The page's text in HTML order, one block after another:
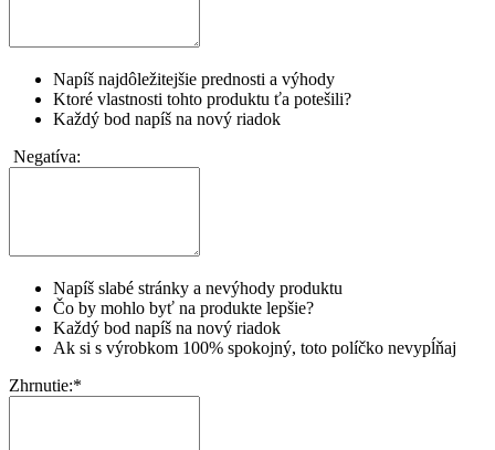
Napíš najdôležitejšie prednosti a výhody
Ktoré vlastnosti tohto produktu ťa potešili?
Každý bod napíš na nový riadok
Negatíva:
Napíš slabé stránky a nevýhody produktu
Čo by mohlo byť na produkte lepšie?
Každý bod napíš na nový riadok
Ak si s výrobkom 100% spokojný, toto políčko nevypĺňaj
Zhrnutie:*